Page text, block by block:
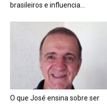
brasileiros e influencia...
O que José ensina sobre ser